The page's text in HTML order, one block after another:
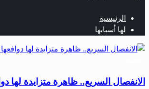
الرئيسية
لها أسبابها
الانفصال السريع.. ظاهرة متزايدة لها